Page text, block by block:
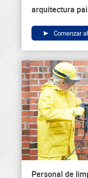
arquitectura
Comenzar
Personal de